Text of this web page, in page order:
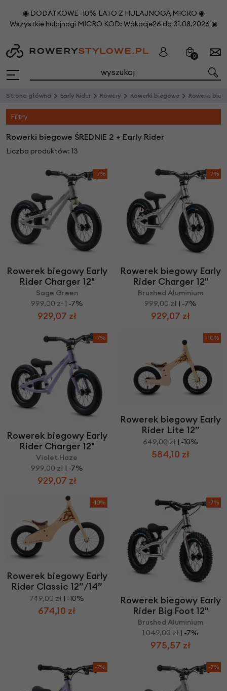
◉ DODATKOWE -10% LATO Z HULAJNOGĄ MICRO ◉
Wszystkie hulajnogi MICRO KOD: Wakacje26 do 31.08.2026 ◉
0
Strona główna Early Rider Rowery Rowerki biegowe Rowerki
Filtry
Rowerki biegowe ŚREDNIE 2 + Early Rider
Liczba produktów: 13
-7%
Rowerek biegowy Early
Rider Charger 12"
Sage Green
999,00 zł | -7%
929,07 zł
-7%
Rowerek biegowy Early
Rider Charger 12"
Brushed Aluminium
999,00 zł | -7%
929,07 zł
-7%
Rowerek biegowy Early
Rider Charger 12"
Violet Haze
999,00 zł | -7%
929,07 zł
-10%
Rowerek biegowy Early
Rider Lite 12”
649,00 zł | -10%
584,10 zł
-10%
Rowerek biegowy Early
Rider Classic 12”/14”
749,00 zł | -10%
674,10 zł
-7%
Rowerek biegowy Early
Rider Big Foot 12"
Brushed Aluminium
1 049,00 zł | -7%
975,57 zł
-7% -7%